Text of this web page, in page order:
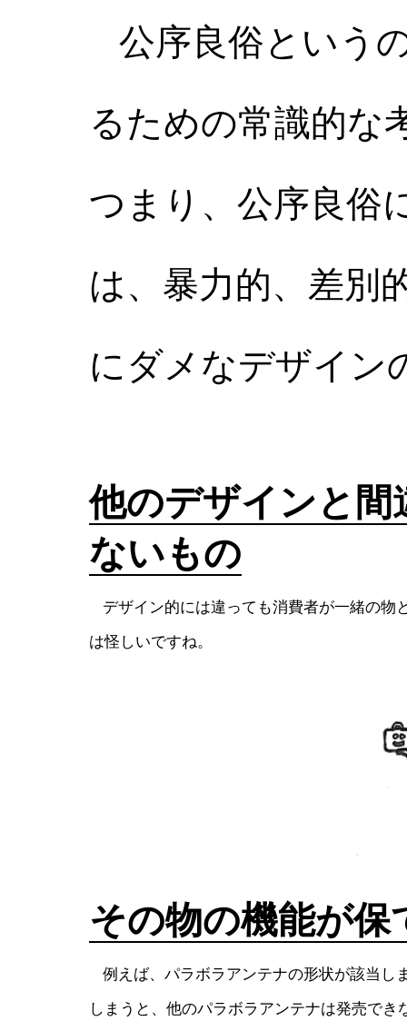
公序良俗という
るための常識的な
つまり、公序良俗
は、暴力的、差別
にダメなデザイン
他のデザインと間
ないもの
デザイン的には違っても消費者が一緒の物
は怪しいですね。
その物の機能が
例えば、パラボラアンテナの形状が該当し
しまうと、他のパラボラアンテナは発売で